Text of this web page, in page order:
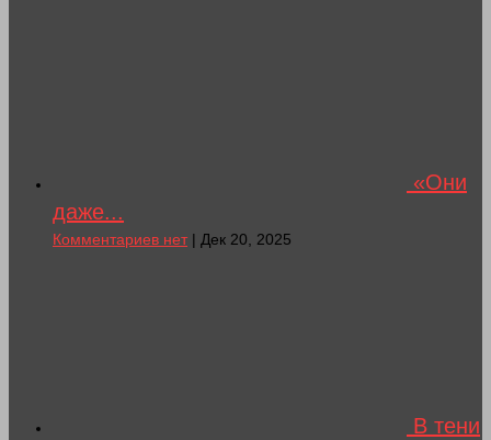
«Они
даже...
Комментариев нет| Дек 20, 2025
В тени